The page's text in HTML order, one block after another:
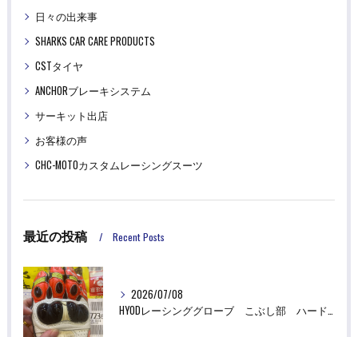
日々の出来事
SHARKS CAR CARE PRODUCTS
CSTタイヤ
ANCHORブレーキシステム
サーキット出店
お客様の声
CHC-MOTOカスタムレーシングスーツ
最近の投稿 Recent Posts
2026/07/08
HYODレーシンググローブ こぶし部 ハード部品破損 革あてリペア修理